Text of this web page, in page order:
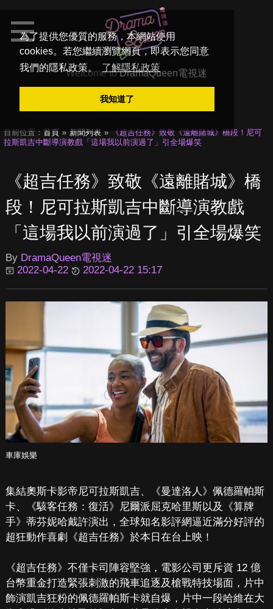
為了提供您優質的服務，本網站使用
cookies。若您繼續瀏覽網頁，即表示您同意
我們的隱私政策。
了解隱私政策
我知道了
Welcome toDramaQueen電視迷
目前位置： 首頁 新聞列表
《超吉任務》致敬《遠離賭城》橋段！尼可
拉斯凱吉中斷導演教戲「這場我以前演過了」引全場爆笑
《超吉任務》致敬《遠離賭城》橋
段！尼可拉斯凱吉中斷導演教戲
「這場我以前演過了」引全場爆笑
By DramaQueen電視迷
2022-04-22
2022-04-22 15:17
車庫娛樂
集結奧斯卡影帝尼可拉斯凱吉、《曼達洛人》佩德羅帕斯
卡、《駭客任務：復活》尼爾派屈克哈里斯以及《算牌
手》蒂芬妮哈戴許演出，全球知名影評網逼近滿分好評的
超狂動作喜劇《超吉任務》於本日在台上映！
《超吉任務》不僅卡司陣容堅強，電影公司更斥資 12 億
台幣重金打造緊張刺激的飛車追逐及槍戰特技場面，片中
飾演凱吉狂粉的佩德羅帕斯卡就自爆，片中一段哈維在大